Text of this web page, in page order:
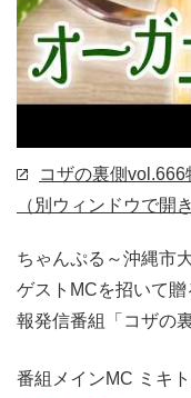
コザの裏側
（別ウィンドウで開
ちゃんぷる～沖縄市
ゲストMCを招いて
報発信番組「コザの
番組メインMC ミキ